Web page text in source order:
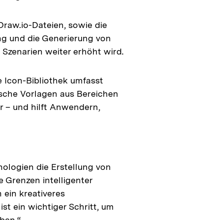
Dateien, sowie die
und die Generierung von
weiter erhöht wird.
Icon-Bibliothek umfasst
Vorlagen aus Bereichen
– und hilft Anwendern,
die Erstellung von
Grenzen intelligenter
ein kreativeres
ein wichtiger Schritt, um